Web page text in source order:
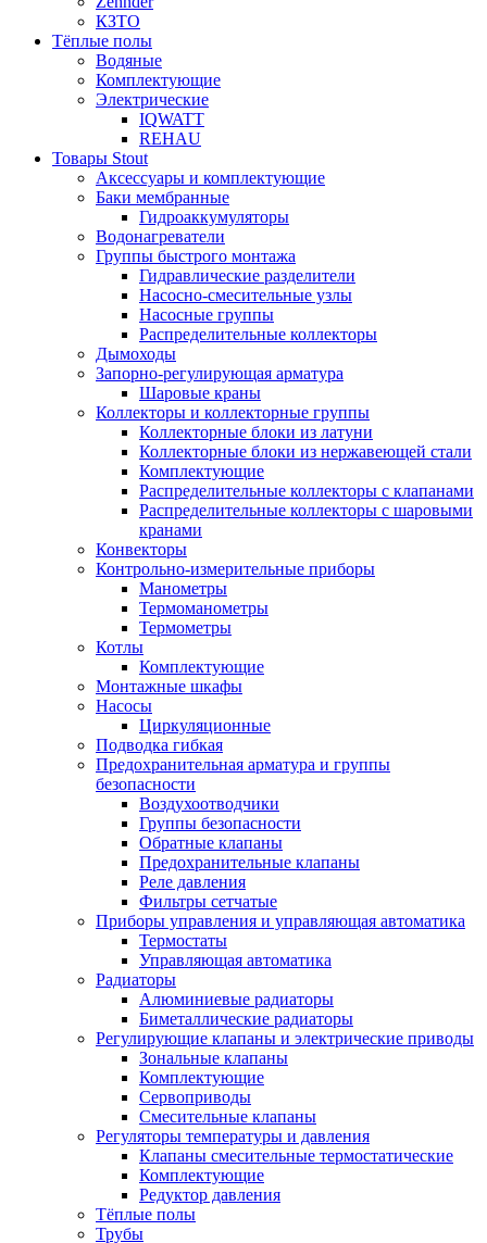
КЗТО
Тёплые полы
Водяные
Комплектующие
Электрические
IQWATT
REHAU
Товары Stout
Аксессуары и комплектующие
Баки мембранные
Гидроаккумуляторы
Водонагреватели
Группы быстрого монтажа
Гидравлические разделители
Насосно-смесительные узлы
Насосные группы
Распределительные коллекторы
Дымоходы
Запорно-регулирующая арматура
Шаровые краны
Коллекторы и коллекторные группы
Коллекторные блоки из латуни
Коллекторные блоки из нержавеющей стали
Комплектующие
Распределительные коллекторы с клапанами
Распределительные коллекторы с шаровыми
кранами
Конвекторы
Контрольно-измерительные приборы
Манометры
Термоманометры
Термометры
Котлы
Комплектующие
Монтажные шкафы
Насосы
Циркуляционные
Подводка гибкая
Предохранительная арматура и группы
безопасности
Воздухоотводчики
Группы безопасности
Обратные клапаны
Предохранительные клапаны
Реле давления
Фильтры сетчатые
Приборы управления и управляющая автоматика
Термостаты
Управляющая автоматика
Радиаторы
Алюминиевые радиаторы
Биметаллические радиаторы
Регулирующие клапаны и электрические приводы
Зональные клапаны
Комплектующие
Сервоприводы
Смесительные клапаны
Регуляторы температуры и давления
Клапаны смесительные термостатические
Комплектующие
Редуктор давления
Тёплые полы
Трубы